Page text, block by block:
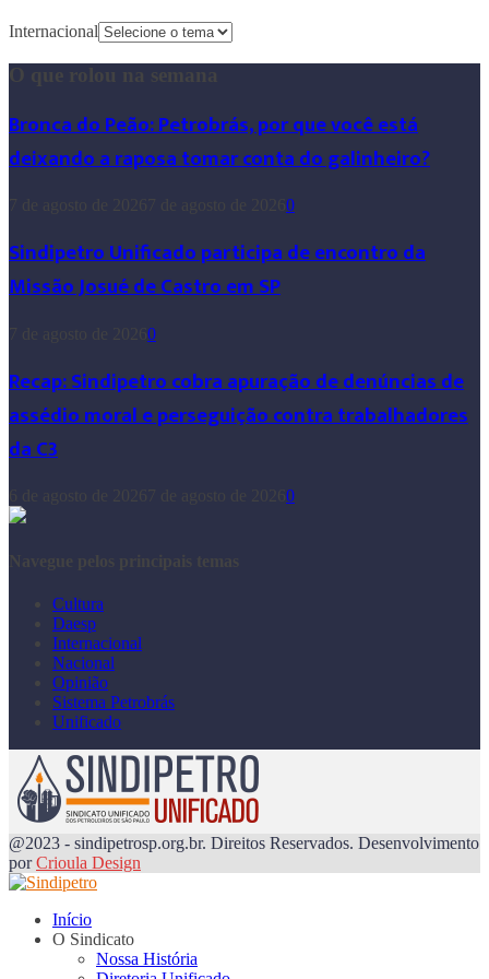
Internacional
O que rolou na semana
Bronca do Peão: Petrobrás, por que você está
deixando a raposa tomar conta do galinheiro?
0
Sindipetro Unificado participa de encontro da
Missão Josué de Castro em SP
0
Recap: Sindipetro cobra apuração de denúncias de
assédio moral e perseguição contra trabalhadores
da C3
0
Navegue pelos principais temas
Cultura
Daesp
Internacional
Nacional
Opinião
Sistema Petrobrás
Unificado
@2023 - sindipetrosp.org.br. Direitos Reservados. Desenvolvimento
porCrioula Design
Início
O Sindicato
Nossa História